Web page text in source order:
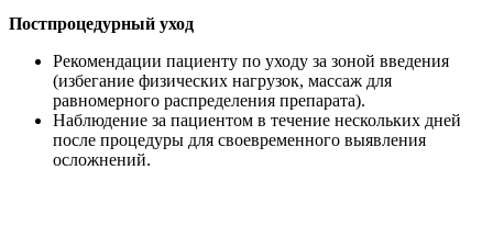
Постпроцедурный уход
Рекомендации пациенту по уходу за зоной введения
(избегание физических нагрузок, массаж для
равномерного распределения препарата).
Наблюдение за пациентом в течение нескольких дней
после процедуры для своевременного выявления
осложнений.